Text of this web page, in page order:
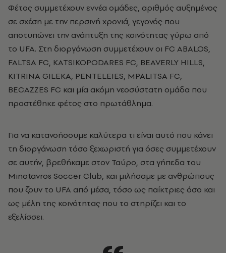
Φέτος συμμετέχουν εννέα ομάδες, αριθμός αυξημένος
σε σχέση με την περσινή χρονιά, γεγονός που
αποτυπώνει την ανάπτυξη της κοινότητας γύρω από
το UFA. Στη διοργάνωση συμμετέχουν οι FC ABALOS,
FALTSA FC, KATSIKOPODARES FC, BEAVERLY HILLS,
KITRINA GILEKA, PENTELEIES, MPALITSA FC,
BECAZZES FC και μία ακόμη νεοσύστατη ομάδα που
προστέθηκε φέτος στο πρωτάθλημα.
Για να κατανοήσουμε καλύτερα τι είναι αυτό που κάνει
τη διοργάνωση τόσο ξεχωριστή για όσες συμμετέχουν
σε αυτήν, βρεθήκαμε στον Ταύρο, στα γήπεδα του
Minotavros Soccer Club, και μιλήσαμε με ανθρώπους
που ζουν το UFA από μέσα, τόσο ως παίκτριες όσο και
ως μέλη της κοινότητας που το στηρίζει και το
εξελίσσει.